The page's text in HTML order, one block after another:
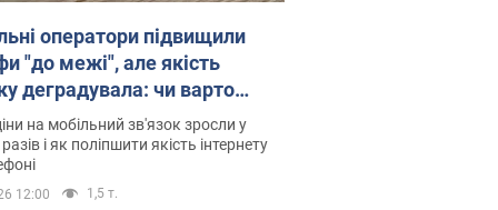
оператори підвищили
"до межі", але якість
деградувала: чи варто
на ціни
на мобільний зв'язок зросли у
і як поліпшити якість інтернету
12:00 1,5 т.